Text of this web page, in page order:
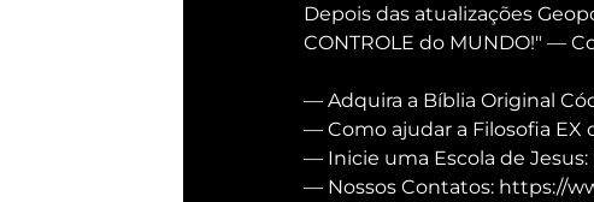
Depois das atualizações
CONTROLE do MUNDO!" —
— Adquira a Bíblia Original
— Como ajudar a Filosofia EX
— Inicie uma Escola de
— Nossos Contatos: https://